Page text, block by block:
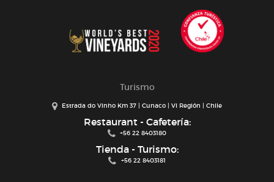
Turismo
Estrada do Vinho Km 37 | Cunaco | VI Región | Chile
Restaurant - Cafetería:
+56 22 8403180
Tienda - Turismo:
+56 22 8403181